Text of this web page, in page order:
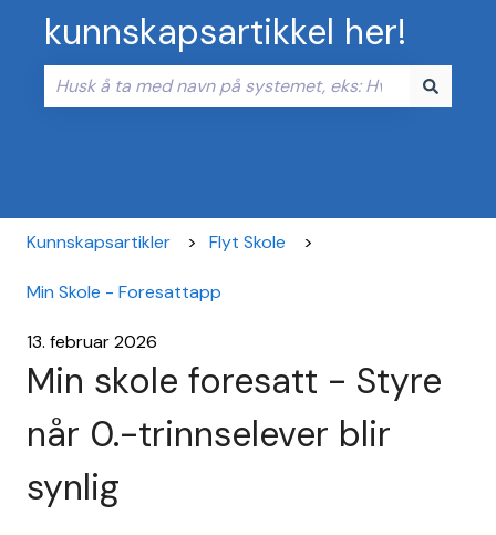
kunnskapsartikkel her!
Kunnskapsartikler Flyt Skole
Min Skole - Foresattapp
13. februar 2026
Min skole foresatt - Styre
når 0.-trinnselever blir
synlig